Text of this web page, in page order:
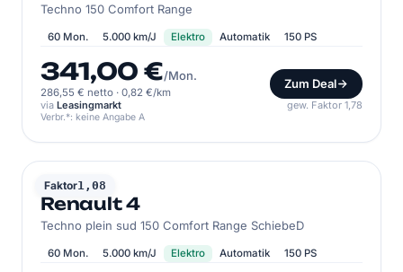
Techno 150 Comfort Range
60 Mon. 5.000 km/J Elektro Automatik 150 PS
341,00 €/Mon.
286,55 € netto · 0,82 €/km
Zum Deal
via Leasingmarkt gew. Faktor 1,78
Verbr.*: keine Angabe A
Faktor1,08
RENAULT
Renault 4
Techno plein sud 150 Comfort Range SchiebeD
60 Mon. 5.000 km/J Elektro Automatik 150 PS